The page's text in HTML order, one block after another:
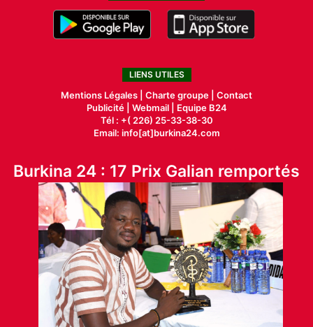
LIENS UTILES
Mentions Légales | Charte groupe | Contact
Publicité| Webmail |
Equipe B24
Tél : +( 226) 25-33-38-30
Email: info[at]burkina24.com
Burkina 24 : 17 Prix Galian remportés